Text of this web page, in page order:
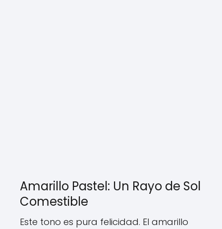
Amarillo Pastel: Un Rayo de Sol
Comestible
Este tono es pura felicidad. El amarillo